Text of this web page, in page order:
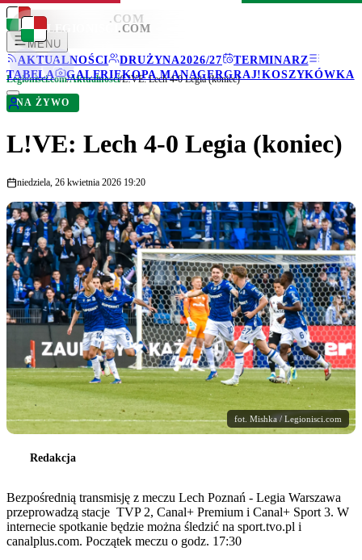
LEGIONISCI .COM
MENU
AKTUALNOŚCI
DRUŻYNA2026/27
TERMINARZ
TABELA
GALERIEKOPA MANAGERGRAJ!KOSZYKÓWKA
LEGIONISCI .COM
Legionisci.com/Aktualności/L!VE: Lech 4-0 Legia (koniec)
NA ŻYWO
L!VE: Lech 4-0 Legia (koniec)
niedziela, 26 kwietnia 2026 19:20
fot. Mishka / Legionisci.com
Redakcja
Bezpośrednią transmisję z meczu Lech Poznań - Legia Warszawa
przeprowadzą stacje TVP 2, Canal+ Premium i Canal+ Sport 3. W
internecie spotkanie będzie można śledzić na sport.tvo.pl i
canalplus.com. Początek meczu o godz. 17:30